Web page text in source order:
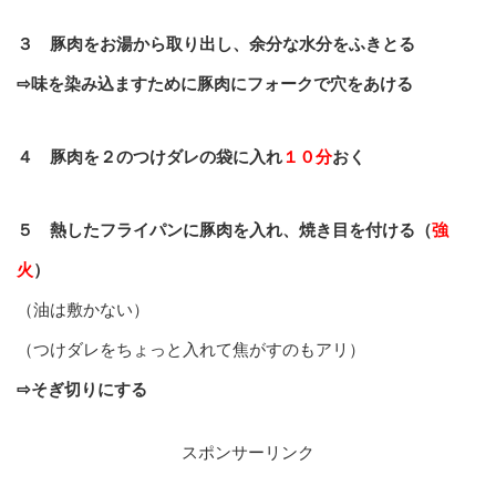
３ 豚肉をお湯から取り出し、余分な水分をふきとる
⇨味を染み込ますために豚肉にフォークで穴をあける
４ 豚肉を２のつけダレの袋に入れ １０分おく
５ 熱したフライパンに豚肉を入れ、焼き目を付ける（強
火）
（油は敷かない）
（つけダレをちょっと入れて焦がすのもアリ）
⇨そぎ切りにする
スポンサーリンク